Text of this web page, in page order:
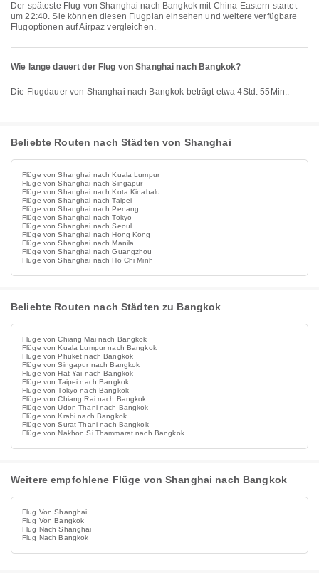
Der späteste Flug von Shanghai nach Bangkok mit China Eastern startet
um 22:40. Sie können diesen Flugplan einsehen und weitere verfügbare
Flugoptionen auf Airpaz vergleichen.
Wie lange dauert der Flug von Shanghai nach Bangkok?
Die Flugdauer von Shanghai nach Bangkok beträgt etwa 4Std. 55Min..
Beliebte Routen nach Städten von Shanghai
Flüge von Shanghai nach Kuala Lumpur
Flüge von Shanghai nach Singapur
Flüge von Shanghai nach Kota Kinabalu
Flüge von Shanghai nach Taipei
Flüge von Shanghai nach Penang
Flüge von Shanghai nach Tokyo
Flüge von Shanghai nach Seoul
Flüge von Shanghai nach Hong Kong
Flüge von Shanghai nach Manila
Flüge von Shanghai nach Guangzhou
Flüge von Shanghai nach Ho Chi Minh
Beliebte Routen nach Städten zu Bangkok
Flüge von Chiang Mai nach Bangkok
Flüge von Kuala Lumpur nach Bangkok
Flüge von Phuket nach Bangkok
Flüge von Singapur nach Bangkok
Flüge von Hat Yai nach Bangkok
Flüge von Taipei nach Bangkok
Flüge von Tokyo nach Bangkok
Flüge von Chiang Rai nach Bangkok
Flüge von Udon Thani nach Bangkok
Flüge von Krabi nach Bangkok
Flüge von Surat Thani nach Bangkok
Flüge von Nakhon Si Thammarat nach Bangkok
Weitere empfohlene Flüge von Shanghai nach Bangkok
Flug Von Shanghai
Flug Von Bangkok
Flug Nach Shanghai
Flug Nach Bangkok